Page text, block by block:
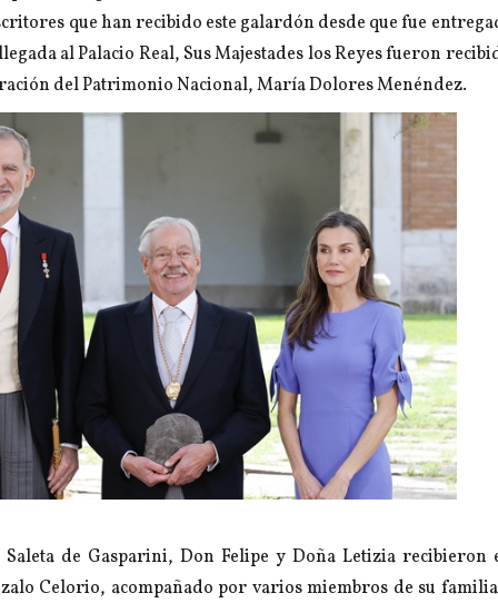
que han recibido este galardón desde que fue
al Palacio Real, Sus Majestades los Reyes fueron
del Patrimonio Nacional, María Dolores Menéndez.
Saleta de Gasparini, Don Felipe y Doña Letizia
Celorio, acompañado por varios miembros de su